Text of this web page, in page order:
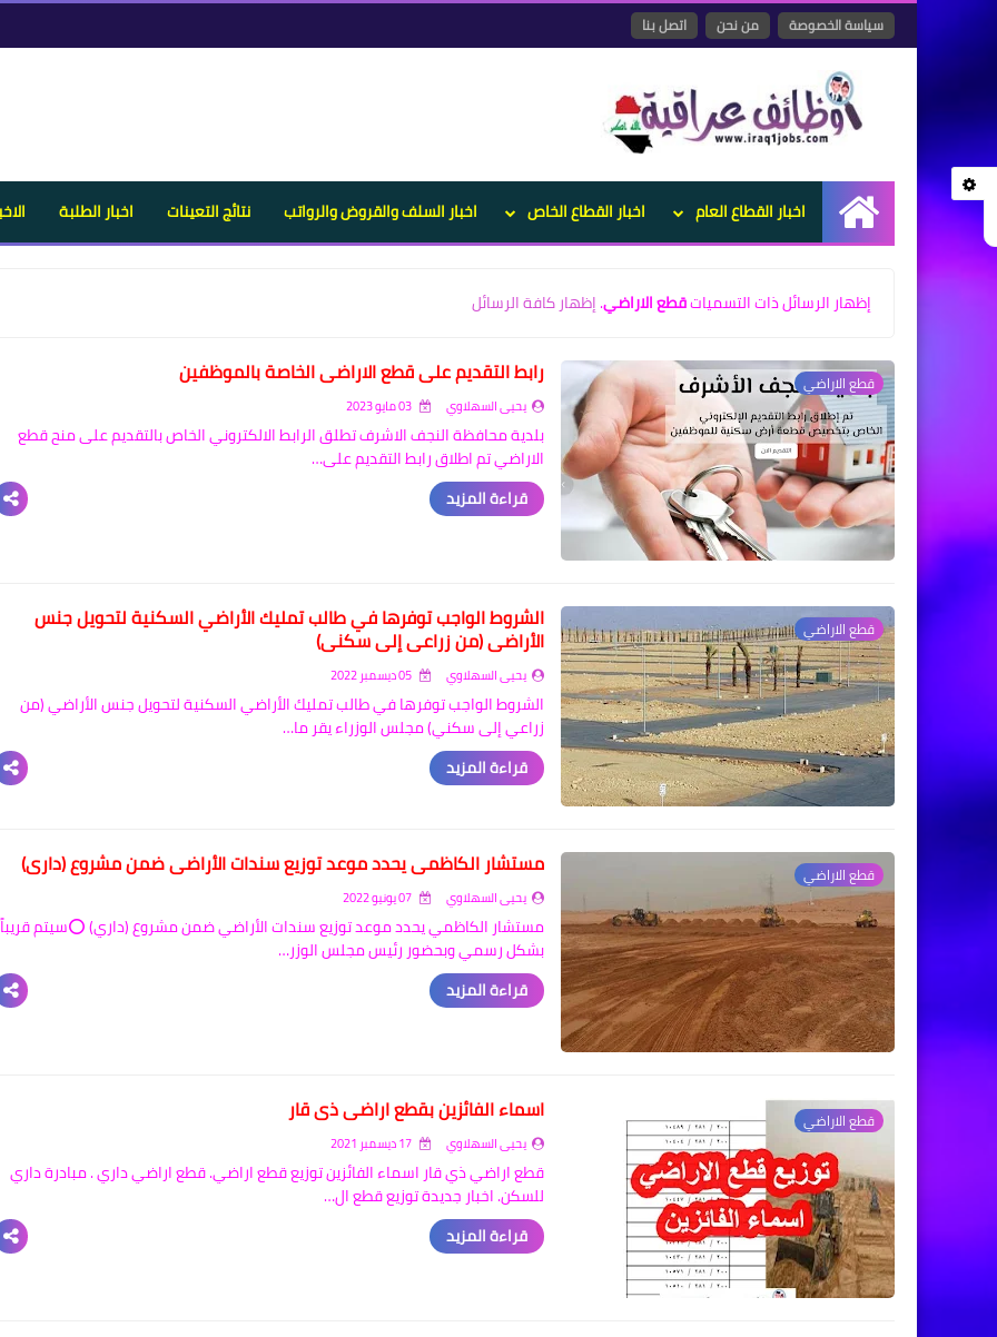
سياسة الخصوصة من نحن اتصل بنا
الرئيسية
اخبار القطاع العام اخبار القطاع الخاص اخبار السلف والقروض والرواتب نتائج التعينات اخبار الطلبة
‏إظهار الرسائل ذات التسمياتقطع الاراضي.إظهار كافة الرسائل
قطع الاراضي رابط التقديم على قطع الاراضي الخاصة بالموظفين
يحيى السهلاوي
بلدية محافظة النجف الاشرف تطلق الرابط الالكتروني الخاص بالتقديم على منح قطع
الاراضي تم اطلاق رابط التقديم على…
قراءة المزيد
قطع الاراضي الشروط الواجب توفرها في طالب تمليك الأراضي السكنية لتحويل جنس
الأراضي (من زراعي إلى سكني)
يحيى السهلاوي
الشروط الواجب توفرها في طالب تمليك الأراضي السكنية لتحويل جنس الأراضي (من
زراعي إلى سكني) مجلس الوزراء يقر ما…
قراءة المزيد
قطع الاراضي مستشار الكاظمي يحدد موعد توزيع سندات الأراضي ضمن مشروع (داري)
يحيى السهلاوي
مستشار الكاظمي يحدد موعد توزيع سندات الأراضي ضمن مشروع (داري) ⭕️سيتم قريباً
بشكل رسمي وبحضور رئيس مجلس الوزر…
قراءة المزيد
قطع الاراضي اسماء الفائزين بقطع اراضي ذي قار
يحيى السهلاوي
قطع اراضي ذي قار اسماء الفائزين توزيع قطع اراضي. قطع اراضي داري . مبادرة داري
للسكن. اخبار جديدة توزيع قطع ال…
قراءة المزيد